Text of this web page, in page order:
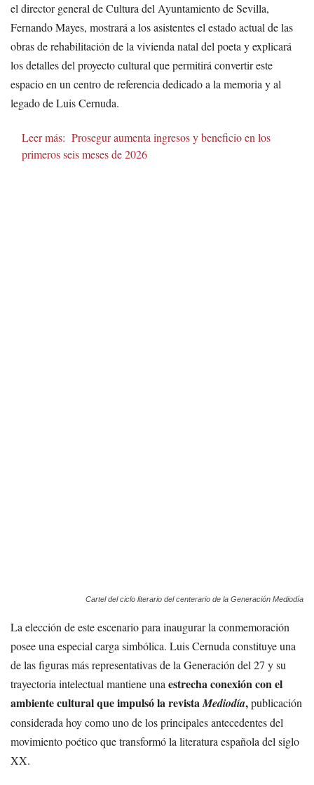
el director general de Cultura del Ayuntamiento de Sevilla,
Fernando Mayes, mostrará a los asistentes el estado actual de las
obras de rehabilitación de la vivienda natal del poeta y explicará
los detalles del proyecto cultural que permitirá convertir este
espacio en un centro de referencia dedicado a la memoria y al
legado de Luis Cernuda.
Leer más: Prosegur aumenta ingresos y beneficio en los
primeros seis meses de 2026
Cartel del ciclo literario del centerario de la Generación Mediodía
La elección de este escenario para inaugurar la conmemoración
posee una especial carga simbólica. Luis Cernuda constituye una
de las figuras más representativas de la Generación del 27 y su
trayectoria intelectual mantiene una estrecha conexión con el
ambiente cultural que impulsó la revistaMediodía,publicación
considerada hoy como uno de los principales antecedentes del
movimiento poético que transformó la literatura española del siglo
XX.